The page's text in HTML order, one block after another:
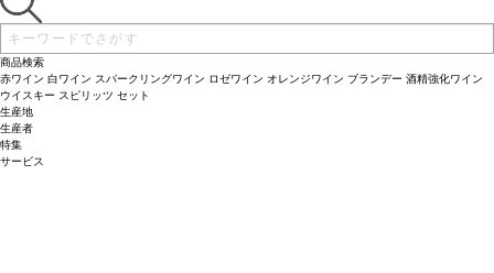
商品検索
赤ワイン 白ワイン スパークリングワイン ロゼワイン オレンジワイン ブランデー 酒精強化ワイン
ウイスキー スピリッツ セット
生産地
生産者
特集
サービス